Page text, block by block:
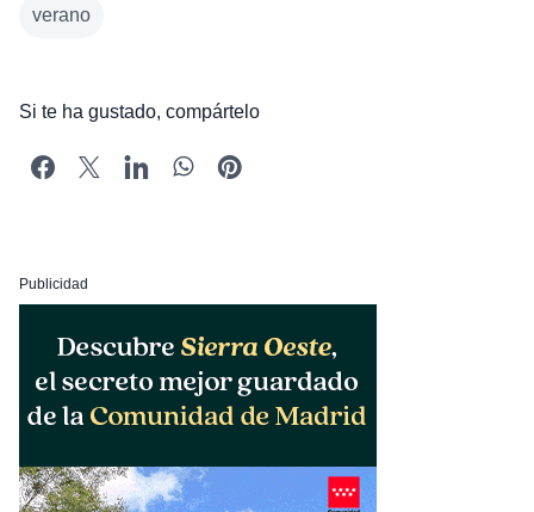
verano
Si te ha gustado, compártelo
Publicidad